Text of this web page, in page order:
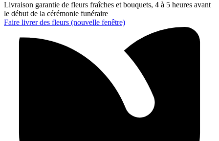
Livraison garantie de fleurs fraîches et bouquets, 4 à 5 heures avant
le début de la cérémonie funéraire
Faire livrer des fleurs (nouvelle fenêtre)